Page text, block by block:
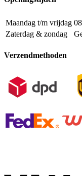
Maandag t/m vrijdag
Zaterdag & zondag
Verzendmethoden